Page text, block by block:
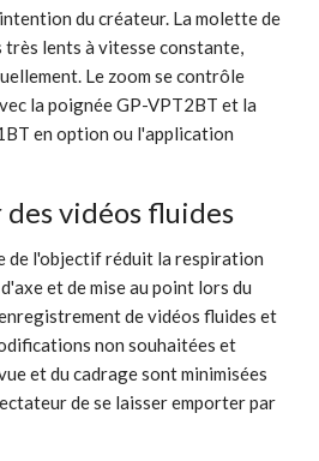
du créateur. La molette de
lents à vitesse constante,
Le zoom se contrôle
la poignée GP-VPT2BT et la
en option ou l'application
vidéos fluides
de l'objectif réduit la respiration
et de mise au point lors du
de vidéos fluides et
non souhaitées et
et du cadrage sont minimisées
de se laisser emporter par